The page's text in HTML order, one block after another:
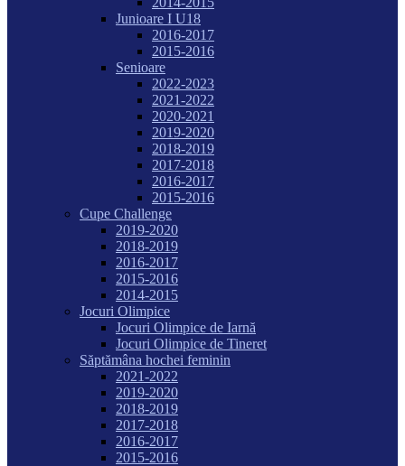
Junioare I U18
2016-2017
2015-2016
Senioare
2022-2023
2021-2022
2020-2021
2019-2020
2018-2019
2017-2018
2016-2017
2015-2016
Cupe Challenge
2019-2020
2018-2019
2016-2017
2015-2016
2014-2015
Jocuri Olimpice
Jocuri Olimpice de Iarnă
Jocuri Olimpice de Tineret
Săptămâna hochei feminin
2021-2022
2019-2020
2018-2019
2017-2018
2016-2017
2015-2016